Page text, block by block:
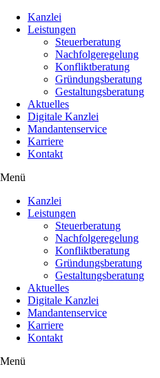
Kanzlei
Leistungen
Steuerberatung
Nachfolgeregelung
Konfliktberatung
Gründungsberatung
Gestaltungsberatung
Aktuelles
Digitale Kanzlei
Mandantenservice
Karriere
Kontakt
Menü
Kanzlei
Leistungen
Steuerberatung
Nachfolgeregelung
Konfliktberatung
Gründungsberatung
Gestaltungsberatung
Aktuelles
Digitale Kanzlei
Mandantenservice
Karriere
Kontakt
Menü